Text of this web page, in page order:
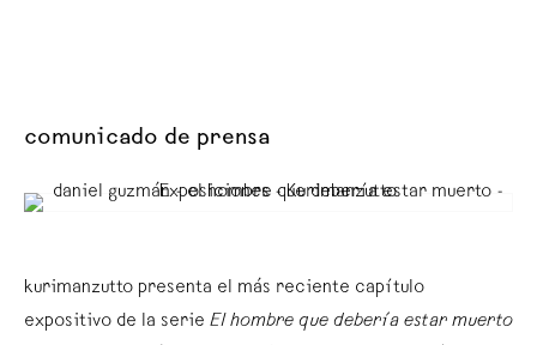
comunicado de prensa
kurimanzutto presenta el más reciente capítulo
expositivo de la serie El hombre que debería estar muerto